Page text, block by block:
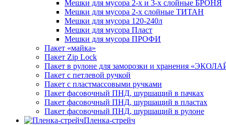
Мешки для мусора 2-х и 3-х слойные БРОНЯ
Мешки для мусора 2-х слойные ТИТАН
Мешки для мусора 120-240л
Мешки для мусора Пласт
Мешки для мусора ПРОФИ
Пакет «майка»
Пакет Zip Lock
Пакет в рулоне для заморозки и хранения
Пакет с петлевой ручкой
Пакет с пластмассовыми ручками
Пакет фасовочный ПНД, шуршащий в пачках
Пакет фасовочный ПНД, шуршащий в пластах
Пакет фасовочный ПНД, шуршащий в рулоне
Пленка-стрейч